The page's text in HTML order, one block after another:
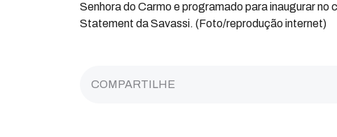
Senhora do Carmo e programado para inaugurar
Statement da Savassi. (Foto/reprodução internet)
COMPARTILHE